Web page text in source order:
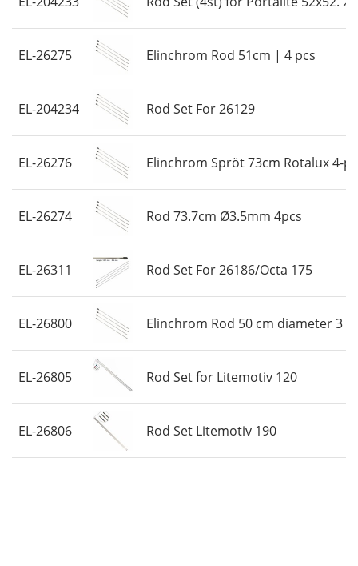
EL-26275 Elinchrom Rod 51cm | 4 pcs
EL-204234 Rod Set For 26129
EL-26276 Elinchrom Spröt 73cm Rotalux 4-
EL-26274 Rod 73.7cm Ø3.5mm 4pcs
EL-26311 Rod Set For 26186/Octa 175
EL-26800 Elinchrom Rod 50 cm diameter 3
EL-26805 Rod Set for Litemotiv 120
EL-26806 Rod Set Litemotiv 190